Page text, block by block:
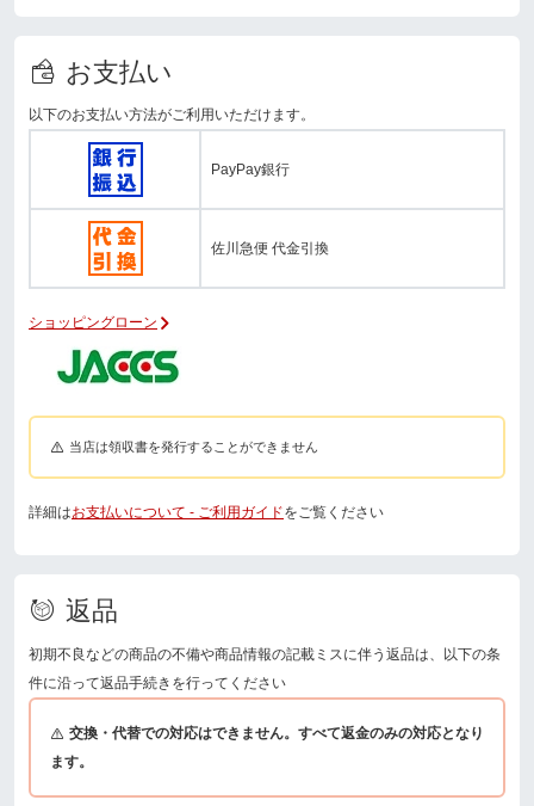
お支払い
以下のお支払い方法がご利用いただけます。
PayPay銀行
佐川急便 代金引換
ショッピングローン
当店は領収書を発行することができません
詳細はお支払いについて - ご利用ガイドをご覧ください
返品
初期不良などの商品の不備や商品情報の記載ミスに伴う返品は、以下の条
件に沿って返品手続きを行ってください
交換・代替での対応はできません。すべて返金のみの対応となり
ます。